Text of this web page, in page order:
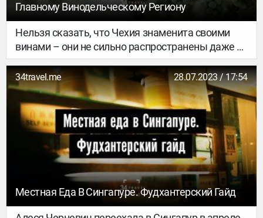
Главному Винодельческому Региону
Нельзя сказать, что Чехия знаменита своими
винами – они не сильно распространены даже в
соседних странах. При этом Моравия –
достаточно известный винодельческий регион
Чехии и настоящий плацдарм для знакомства с
историей и культурой страны. Исторически так
сложилось, что со времен древнего государства
Великой Моравии на этой территории успели
побывать словаки и венгры, немцы, австрийцы,
поляки – и каждая из этих наций вносила свой
вклад в становление этой области как
винодельческой в том числе.
34travel.me 28.07.2023 / 17:54
Местная Еда В Сингапуре. Фудхантерский Гайд